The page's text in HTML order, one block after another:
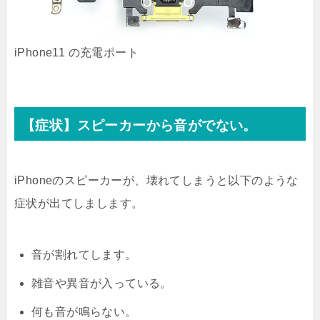
iPhone11 の充電ポート
【症状】スピーカーから音がでない。
iPhoneのスピーカーが、壊れてしまうと以下のような
症状が出てしまします。
音が割れてします。
雑音や異音が入っている。
何も音が鳴らない。